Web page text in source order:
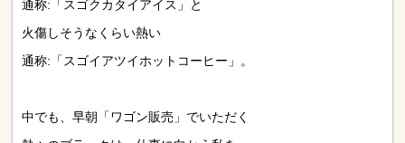
通称:「スゴクカタイアイス」と
火傷しそうなくらい熱い
通称:「スゴイアツイホットコーヒー」。
中でも、早朝「ワゴン販売」でいただく